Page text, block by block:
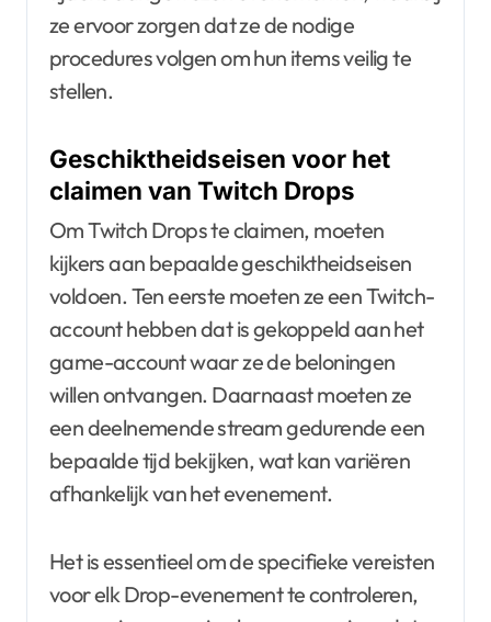
ze ervoor zorgen dat ze de nodige
procedures volgen om hun items veilig te
stellen.
Geschiktheidseisen voor het
claimen van Twitch Drops
Om Twitch Drops te claimen, moeten
kijkers aan bepaalde geschiktheidseisen
voldoen. Ten eerste moeten ze een Twitch-
account hebben dat is gekoppeld aan het
game-account waar ze de beloningen
willen ontvangen. Daarnaast moeten ze
een deelnemende stream gedurende een
bepaalde tijd bekijken, wat kan variëren
afhankelijk van het evenement.
Het is essentieel om de specifieke vereisten
voor elk Drop-evenement te controleren,